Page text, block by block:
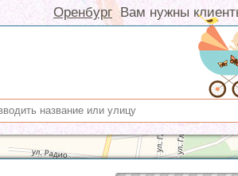
Вам нужны
Оренбург